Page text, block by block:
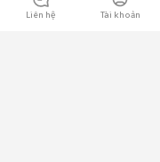
Liên hệ Tài khoản